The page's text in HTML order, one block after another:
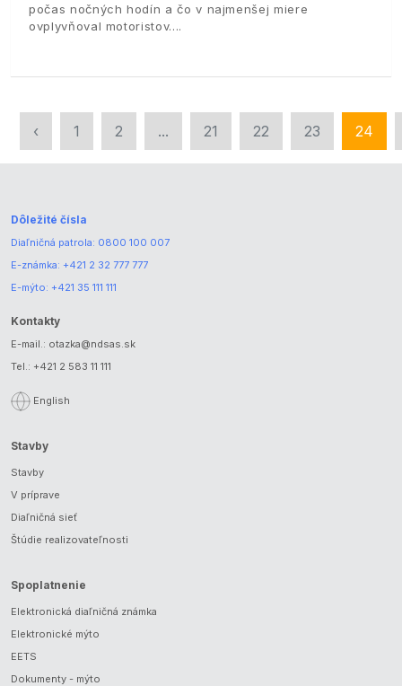
počas nočných hodín a čo v najmenšej miere
ovplyvňoval motoristov.
‹ 1 2 ... 21 22 23 24
Dôležité čísla
Diaľničná patrola: 0800 100 007
E-známka: +421 2 32 777 777
E-mýto: +421 35 111 111
Kontakty
E-mail.: otazka@ndsas.sk
Tel.: +421 2 583 11 111
English
Stavby
Stavby
V príprave
Diaľničná sieť
Štúdie realizovateľnosti
Spoplatnenie
Elektronická diaľničná známka
Elektronické mýto
EETS
Dokumenty - mýto